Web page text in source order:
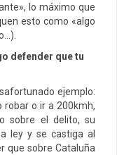
lo máximo que
esto como «algo
defender que tu
ejemplo:
robar o ir a 200kmh,
sobre el delito, su
ley y se castiga al
que sobre Cataluña